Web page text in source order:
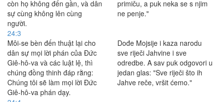
còn họ không đến gần, và dân
sự cùng không lên cùng
người.
primiču, a puk neka se s njim
ne penje."
24:3
Môi-se bèn đến thuật lại cho
dân sự mọi lời phán của Ðức
Giê-hô-va và các luật lệ, thì
chúng đồng thinh đáp rằng:
Chúng tôi sẽ làm mọi lời Ðức
Giê-hô-va phán dạy.
Dođe Mojsije i kaza narodu
sve riječi Jahvine i sve
odredbe. A sav puk odgovori u
jedan glas: "Sve riječi što ih
Jahve reče, vršit ćemo."